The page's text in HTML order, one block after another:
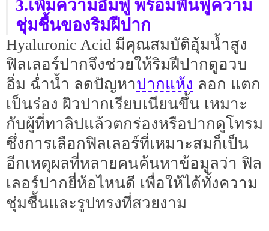
3.เพิ่มความอิ่มฟู พร้อมฟื้นฟูความ
ชุ่มชื้นของริมฝีปาก
Hyaluronic Acid มีคุณสมบัติอุ้มน้ำสูง
ฟิลเลอร์ปากจึงช่วยให้ริมฝีปากดูอวบ
อิ่ม ฉ่ำน้ำ ลดปัญหาปากแห้ง ลอก แตก
เป็นร่อง ผิวปากเรียบเนียนขึ้น เหมาะ
กับผู้ที่ทาลิปแล้วตกร่องหรือปากดูโทรม
ซึ่งการเลือกฟิลเลอร์ที่เหมาะสมก็เป็น
อีกเหตุผลที่หลายคนค้นหาข้อมูลว่า ฟิล
เลอร์ปากยี่ห้อไหนดี เพื่อให้ได้ทั้งความ
ชุ่มชื้นและรูปทรงที่สวยงาม